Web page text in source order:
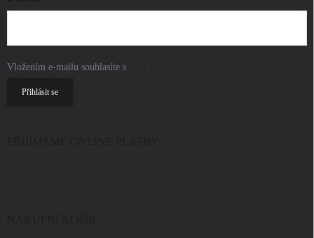
Vložením e-mailu souhlasíte s
Přihlásit se